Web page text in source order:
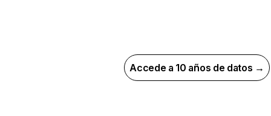
Accede a 10 años de datos →